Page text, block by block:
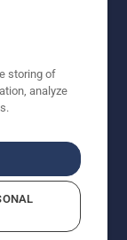
Die
MWST und
MwSt), es sei
storing of
analyze